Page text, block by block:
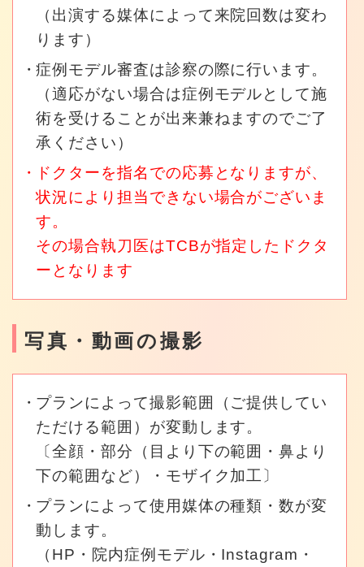
（出演する媒体によって来院回数は変わ
ります）
症例モデル審査は診察の際に行います。
（適応がない場合は症例モデルとして施
術を受けることが出来兼ねますのでご了
承ください）
ドクターを指名での応募となりますが、
状況により担当できない場合がございま
す。
その場合執刀医はTCBが指定したドクタ
ーとなります
写真・動画の撮影
プランによって撮影範囲（ご提供してい
ただける範囲）が変動します。
〔全顔・部分（目より下の範囲・鼻より
下の範囲など）・モザイク加工〕
プランによって使用媒体の種類・数が変
動します。
（HP・院内症例モデル・Instagram・